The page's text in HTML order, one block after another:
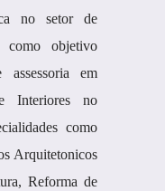
no setor de
objetivo
assessoria em
Interiores no
como
Arquitetonicos
Reforma de